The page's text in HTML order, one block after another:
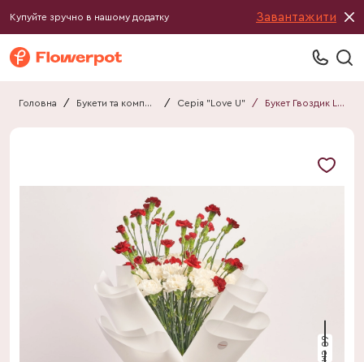
Купуйте зручно в нашому додатку Завантажити
Головна / Букети та композиції / Серія "Love U" / Букет Гвоздик Love U F443
60 см